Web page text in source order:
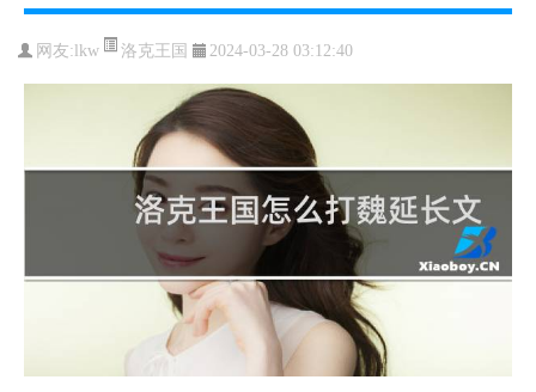
网友: lkw 洛克王国 2024-03-28 03:12:40